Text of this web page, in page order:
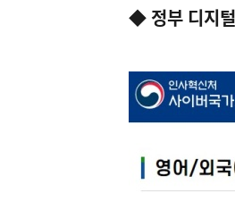
◆ 정부 디지